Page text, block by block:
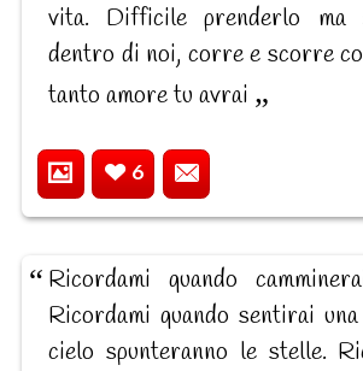
vita. Difficile prenderlo ma
dentro di noi, corre e scorre
tanto amore tu avrai
6
Ricordami quando
Ricordami quando sentirai
cielo spunteranno le stelle.